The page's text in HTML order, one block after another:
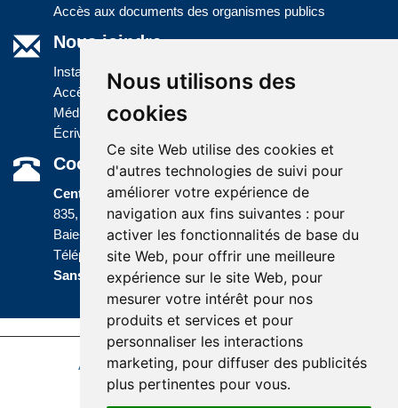
Nous utilisons des
cookies
Ce site Web utilise des cookies et
d'autres technologies de suivi pour
améliorer votre expérience de
navigation aux fins suivantes : pour
activer les fonctionnalités de base du
site Web, pour offrir une meilleure
expérience sur le site Web, pour
mesurer votre intérêt pour nos
produits et services et pour
personnaliser les interactions
marketing, pour diffuser des publicités
plus pertinentes pour vous.
Accès aux documents des organismes publics
Nous joindre
Installations
Accès à l'information
Médias
Écrivez-nous
Coordonnées
Centre administratif
835, boulevard Jolliet
Baie-Comeau (Québec) G5C 1P5
Téléphone :418 589-9845 ou
Sans frais : 1 800 463-5142
Accessibilité Plan du site
Politique de confidentialité
Réalisation du site